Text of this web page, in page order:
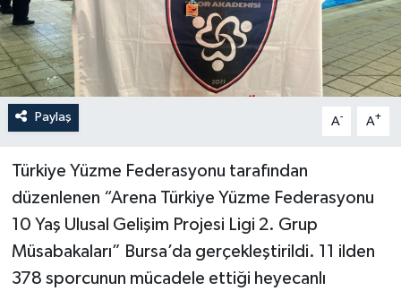
Paylaş A- A+
Türkiye Yüzme Federasyonu tarafından
düzenlenen “Arena Türkiye Yüzme Federasyonu
10 Yaş Ulusal Gelişim Projesi Ligi 2. Grup
Müsabakaları” Bursa’da gerçekleştirildi. 11 ilden
378 sporcunun mücadele ettiği heyecanlı